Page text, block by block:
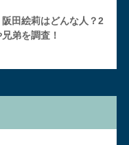
田絵莉はどんな人？2
弟を調査！